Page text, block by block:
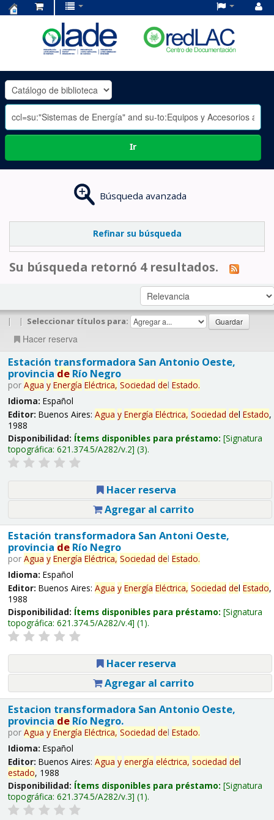
OLADE
-
Ir
Búsqueda avanzada
Refinar su búsqueda
Su búsqueda retornó 4 resultados.
| | Seleccionar títulos para:
Hacer reserva
Estación transformadora San Antonio Oeste,
provincia deRío Negro
por Agua y Energía Eléctrica, Sociedad del Estado.
Idioma: Español
Editor: Buenos Aires: Agua y Energía Eléctrica, Sociedad del Estado,
1988
Disponibilidad: Ítems disponibles para préstamo: Signatura
topográfica: 621.374.5/A282/v.2 (3).
Hacer reserva
Agregar al carrito
Estación transformadora San Antoni Oeste,
provincia deRío Negro
por Agua y Energía Eléctrica, Sociedad del Estado.
Idioma: Español
Editor: Buenos Aires: Agua y Energía Eléctrica, Sociedad del Estado,
1988
Disponibilidad: Ítems disponibles para préstamo: Signatura
topográfica: 621.374.5/A282/v.4 (1).
Hacer reserva
Agregar al carrito
Estacion transformadora San Antonio Oeste,
provincia deRío Negro.
por Agua y Energía Eléctrica, Sociedad del Estado.
Idioma: Español
Editor: Buenos Aires: Agua y energía eléctrica, sociedad del
estado, 1988
Disponibilidad: Ítems disponibles para préstamo: Signatura
topográfica: 621.374.5/A282/v.3 (1).